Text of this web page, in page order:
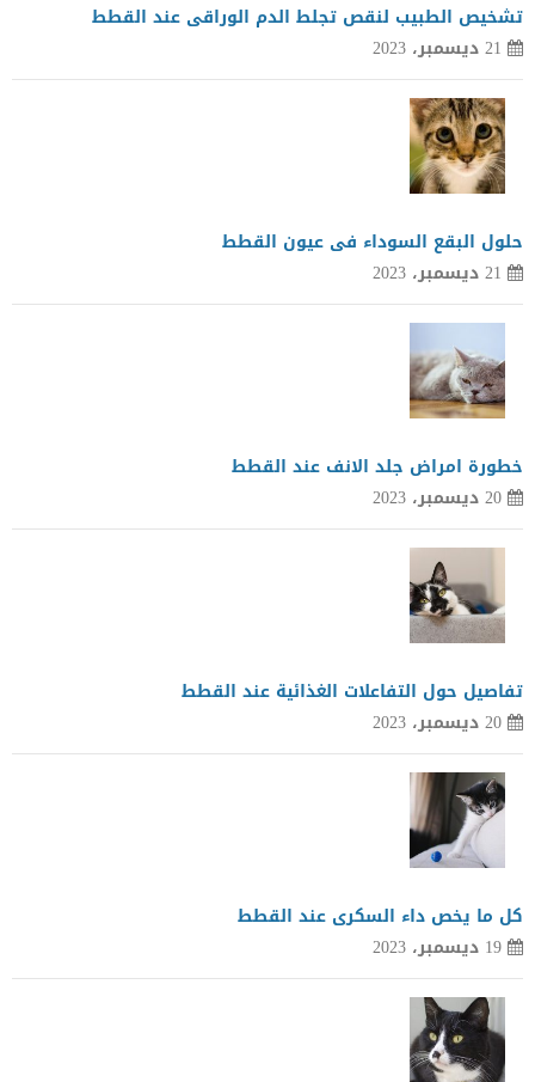
تشخيص الطبيب لنقص تجلط الدم الوراقى عند القطط
21 ديسمبر، 2023
حلول البقع السوداء فى عيون القطط
21 ديسمبر، 2023
خطورة امراض جلد الانف عند القطط
20 ديسمبر، 2023
تفاصيل حول التفاعلات الغذائية عند القطط
20 ديسمبر، 2023
كل ما يخص داء السكرى عند القطط
19 ديسمبر، 2023